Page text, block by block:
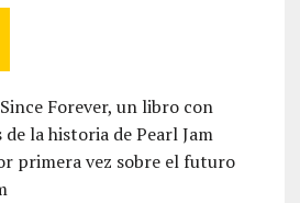
Forever, un libro con
la historia de Pearl Jam
primera vez sobre el futuro